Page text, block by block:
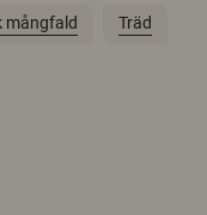
mångfald Träd